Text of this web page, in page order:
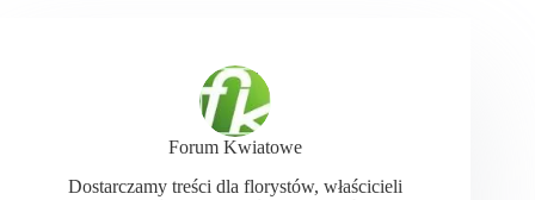
Forum Kwiatowe
Dostarczamy treści dla florystów, właścicieli